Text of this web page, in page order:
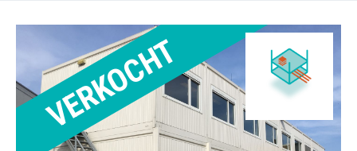
VERKOCHT